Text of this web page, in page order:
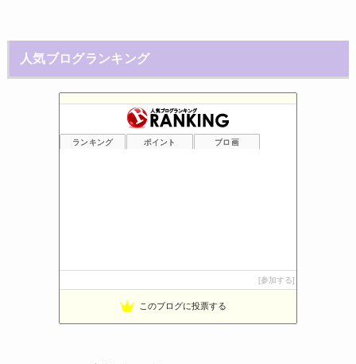
人気ブログランキング
ランキング ポイント ブロ画
参加する
このブログに投票する